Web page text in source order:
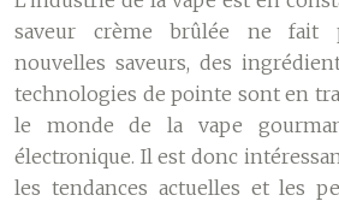
saveur crème brûlée ne fait
nouvelles saveurs, des
technologies de pointe sont en
le monde de la vape
électronique. Il est donc
les tendances actuelles et les